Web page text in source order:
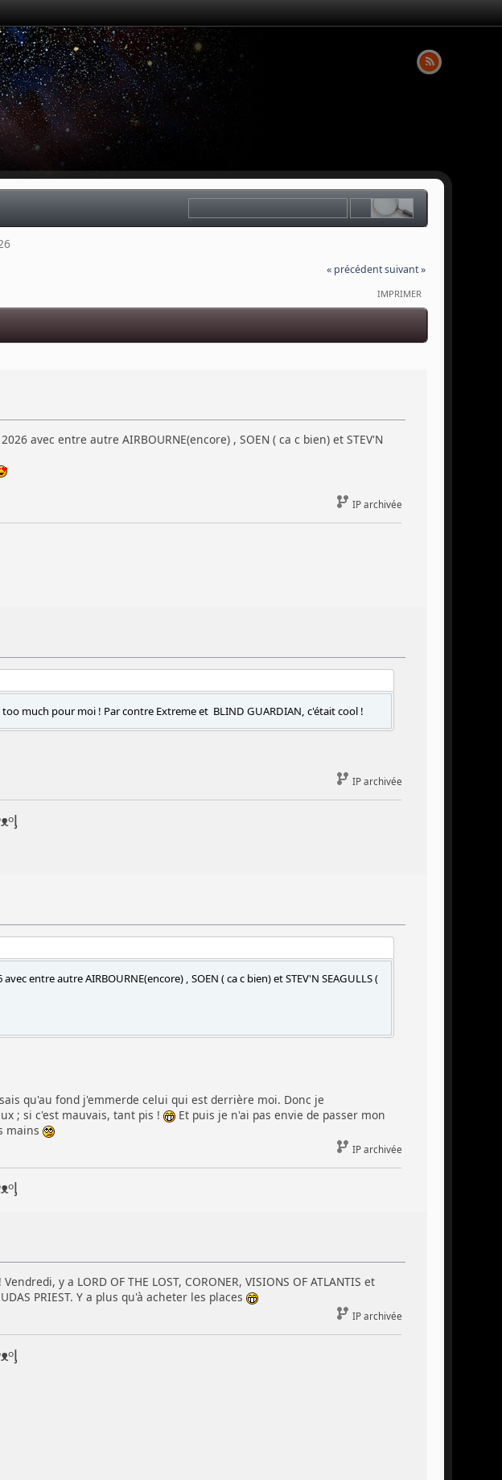
« précédentsuivant »
IMPRIMER
avec entre autre AIRBOURNE(encore) , SOEN ( ca c bien) et STEV'N
IP archivée
much pour moi ! Par contre Extreme et BLIND GUARDIAN, c'était cool !
IP archivée
entre autre AIRBOURNE(encore) , SOEN ( ca c bien) et STEV'N SEAGULLS (
qu'au fond j'emmerde celui qui est derrière moi. Donc je
; si c'est mauvais, tant pis !
Et puis je n'ai pas envie de passer mon
mains
IP archivée
y a LORD OF THE LOST, CORONER, VISIONS OF ATLANTIS et
PRIEST. Y a plus qu'à acheter les places
IP archivée